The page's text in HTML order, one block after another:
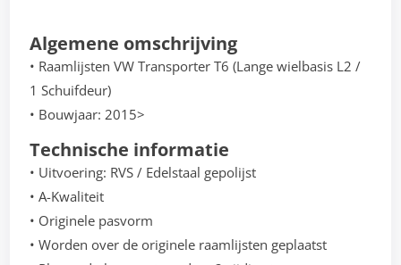
Algemene omschrijving
• Raamlijsten VW Transporter T6 (Lange wielbasis L2 /
1 Schuifdeur)
• Bouwjaar: 2015>
Technische informatie
• Uitvoering: RVS / Edelstaal gepolijst
• A-Kwaliteit
• Originele pasvorm
• Worden over de originele raamlijsten geplaatst